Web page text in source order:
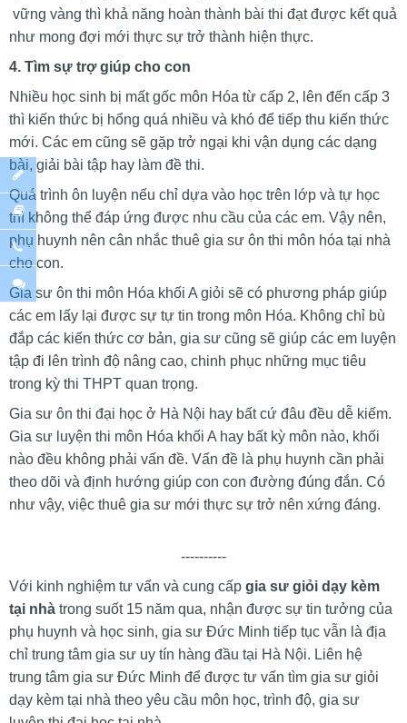
vững vàng thì khả năng hoàn thành bài thi đạt được kết quả
như mong đợi mới thực sự trở thành hiện thực.
4. Tìm sự trợ giúp cho con
Nhiều học sinh bị mất gốc môn Hóa từ cấp 2, lên đến cấp 3
thì kiến thức bị hổng quá nhiều và khó để tiếp thu kiến thức
mới. Các em cũng sẽ gặp trở ngại khi vận dụng các dạng
bài, giải bài tập hay làm đề thi.
Quá trình ôn luyện nếu chỉ dựa vào học trên lớp và tự học
thì không thể đáp ứng được nhu cầu của các em. Vậy nên,
phụ huynh nên cân nhắc thuê gia sư ôn thi môn hóa tại nhà
cho con.
Gia sư ôn thi môn Hóa khối A giỏi sẽ có phương pháp giúp
các em lấy lại được sự tự tin trong môn Hóa. Không chỉ bù
đắp các kiến thức cơ bản, gia sư cũng sẽ giúp các em luyện
tập đi lên trình độ nâng cao, chinh phục những mục tiêu
trong kỳ thi THPT quan trọng.
Gia sư ôn thi đại học ở Hà Nội hay bất cứ đâu đều dễ kiếm.
Gia sư luyện thi môn Hóa khối A hay bất kỳ môn nào, khối
nào đều không phải vấn đề. Vấn đề là phụ huynh cần phải
theo dõi và định hướng giúp con con đường đúng đắn. Có
như vậy, việc thuê gia sư mới thực sự trở nên xứng đáng.
----------
Với kinh nghiệm tư vấn và cung cấp gia sư giỏi dạy kèm
tại nhà trong suốt 15 năm qua, nhận được sự tin tưởng của
phụ huynh và học sinh, gia sư Đức Minh tiếp tục vẫn là địa
chỉ trung tâm gia sư uy tín hàng đầu tại Hà Nội. Liên hệ
trung tâm gia sư Đức Minh để được tư vấn tìm gia sư giỏi
dạy kèm tại nhà theo yêu cầu môn học, trình độ, gia sư